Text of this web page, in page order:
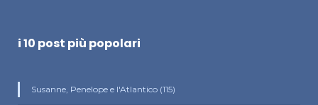
i 10 post più popolari
Susanne, Penelope e l'Atlantico (115)